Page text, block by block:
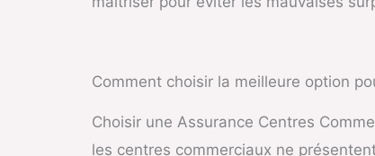
Comment choisir la meilleure option
Choisir une Assurance Centres
les centres commerciaux ne